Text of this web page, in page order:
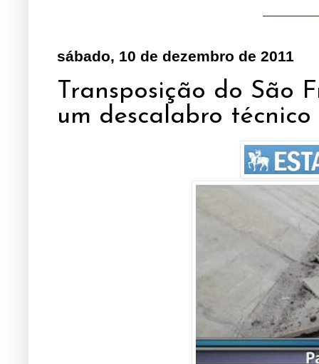
sábado, 10 de dezembro de 2011
Transposição do São
um descalabro técnico